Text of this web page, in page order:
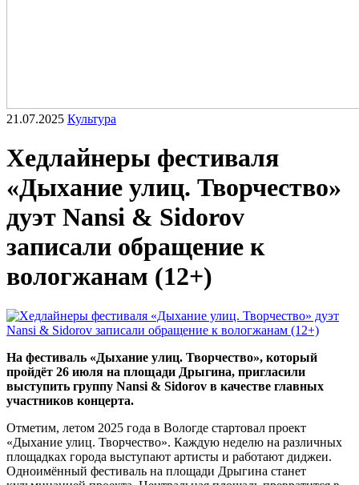
21.07.2025 Культура
Хедлайнеры фестиваля
«Дыхание улиц. Творчество»
дуэт Nansi & Sidorov
записали обращение к
вологжанам (12+)
На фестиваль «Дыхание улиц. Творчество», который
пройдёт 26 июля на площади Дрыгина, пригласили
выступить группу Nansi & Sidorov в качестве главных
участников концерта.
Отметим, летом 2025 года в Вологде стартовал проект
«Дыхание улиц. Творчество». Каждую неделю на различных
площадках города выступают артисты и работают диджеи.
Одноимённый фестиваль на площади Дрыгина станет